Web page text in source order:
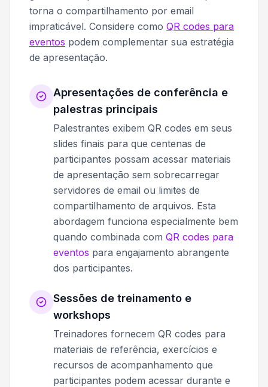
torna o compartilhamento por email
impraticável. Considere como QR codes para
eventos podem complementar sua estratégia
de apresentação.
Apresentações de conferência e
palestras principais
Palestrantes exibem QR codes em seus
slides finais para que centenas de
participantes possam acessar materiais
de apresentação sem sobrecarregar
servidores de email ou limites de
compartilhamento de arquivos. Esta
abordagem funciona especialmente bem
quando combinada com QR codes para
eventos para engajamento abrangente
dos participantes.
Sessões de treinamento e
workshops
Treinadores fornecem QR codes para
materiais de referência, exercícios e
recursos de acompanhamento que
participantes podem acessar durante e